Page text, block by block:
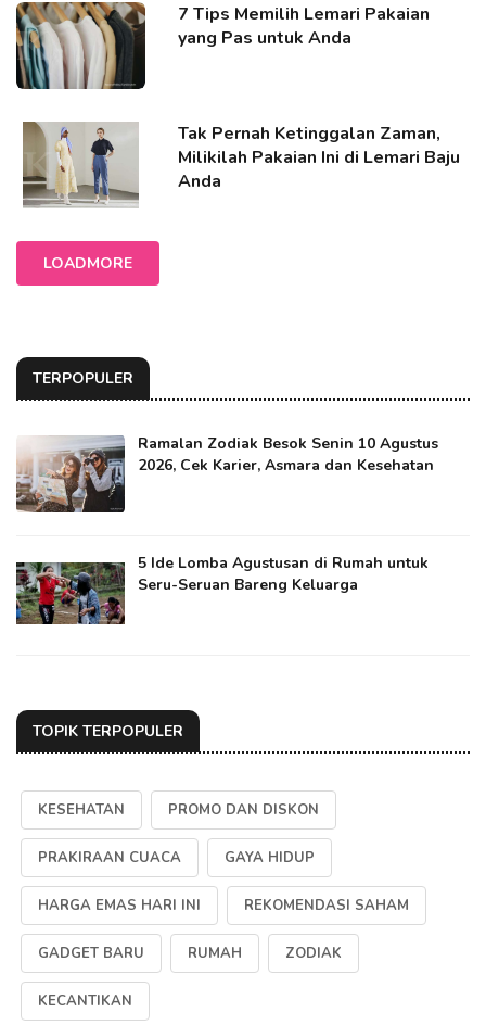
7 Tips Memilih Lemari Pakaian
yang Pas untuk Anda
Tak Pernah Ketinggalan Zaman,
Milikilah Pakaian Ini di Lemari Baju
Anda
LOADMORE
TERPOPULER
Ramalan Zodiak Besok Senin 10 Agustus
2026, Cek Karier, Asmara dan Kesehatan
5 Ide Lomba Agustusan di Rumah untuk
Seru-Seruan Bareng Keluarga
TOPIK TERPOPULER
KESEHATAN PROMO DAN DISKON
PRAKIRAAN CUACA GAYA HIDUP
HARGA EMAS HARI INI REKOMENDASI SAHAM
GADGET BARU RUMAH ZODIAK
KECANTIKAN